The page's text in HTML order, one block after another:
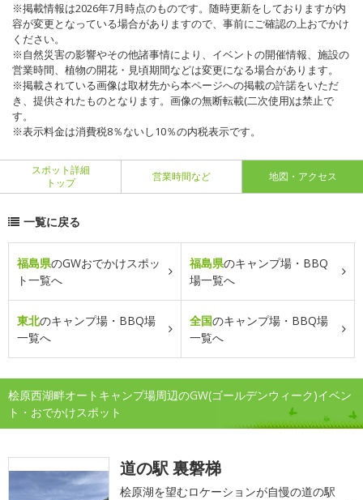
※掲載情報は2026年7月時点のものです。随時更新をしておりますが内
容が変更となっている場合がありますので、事前にご確認の上おでかけ
ください。
※自然災害の影響やその他諸事情により、イベントの開催情報、施設の
営業時間、植物の開花・見頃期間などは変更になる場合があります。
※掲載されている画像は取材先から本ページへの掲載の許諾をいただ
き、提供されたものとなります。画像の無断転載(二次使用)は禁止で
す。
※表示料金は消費税8％ないし10％の内税表示です。
スポット詳細
トップ
営業時間など 地図・アクセス
一覧に戻る
福島県のGWおでかけスポッ
ト一覧へ
福島県のキャンプ場・BBQ
場一覧へ
東北のキャンプ場・BBQ場
一覧へ
全国のキャンプ場・BBQ場
一覧へ
桧原西湖畔オートキャンプ場周辺のGW(ゴールデンウィーク)イベン
ト・おでかけスポット
道の駅 裏磐梯
桧原湖を望むロケーションが自慢の道の駅